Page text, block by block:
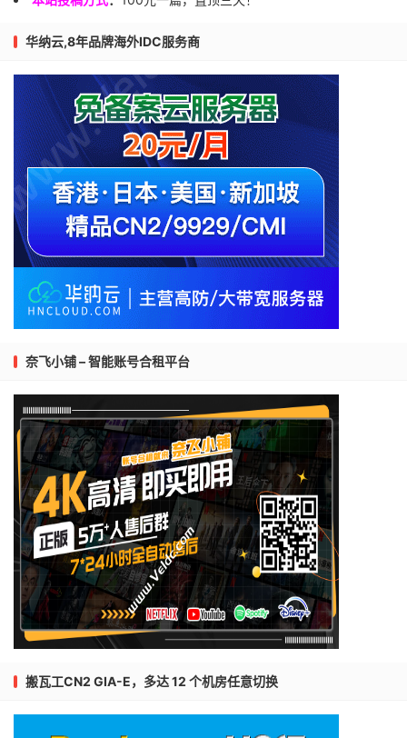
华纳云,8年品牌海外IDC服务商
奈飞小铺 – 智能账号合租平台
搬瓦工CN2 GIA-E，多达 12 个机房任意切换